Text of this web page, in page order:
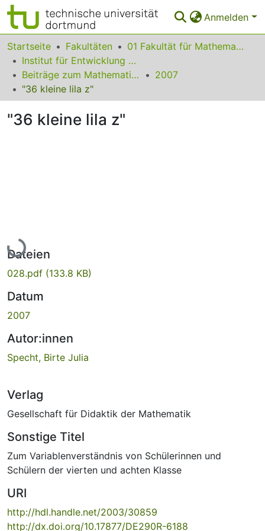
Anmelden
Bereiche & Sammlungen
Das gesamte Repositorium
Statistiken
FAQ
Startseite Fakultäten
01 Fakultät für Mathematik
Institut für Entwicklung und Erforschung des Mathematikunterrichts
Beiträge zum Mathematikunterricht
2007
"36 kleine lila z"
"36 kleine lila z"
Lade...
Dateien
028.pdf (133.8 KB)
Datum
2007
Autor:innen
Specht, Birte Julia
Verlag
Gesellschaft für Didaktik der Mathematik
Sonstige Titel
Zum Variablenverständnis von Schülerinnen und
Schülern der vierten und achten Klasse
URI
http://hdl.handle.net/2003/30859
http://dx.doi.org/10.17877/DE290R-6188